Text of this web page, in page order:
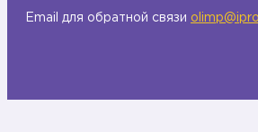
Email для обратной связи